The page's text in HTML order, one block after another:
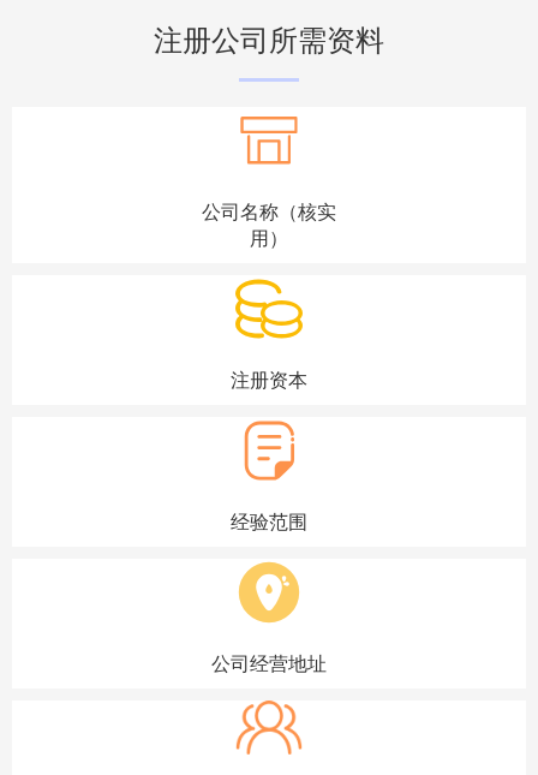
注册公司所需资料
公司名称（核实
用）
注册资本
经验范围
公司经营地址